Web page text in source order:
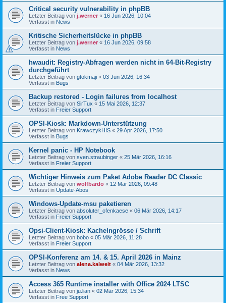
Critical security vulnerability in phpBB
Letzter Beitrag von j.werner « 16 Jun 2026, 10:04
Verfasst in News
Kritische Sicherheitslücke in phpBB
Letzter Beitrag von j.werner « 16 Jun 2026, 09:58
Verfasst in News
hwaudit: Registry-Abfragen werden nicht in 64-Bit-Registry
durchgeführt
Letzter Beitrag von gtokmaji « 03 Jun 2026, 16:34
Verfasst in Bugs
Backup restored - Login failures from localhost
Letzter Beitrag von SirTux « 15 Mai 2026, 12:37
Verfasst in Freier Support
OPSI-Kiosk: Markdown-Unterstützung
Letzter Beitrag von KrawczykHIS « 29 Apr 2026, 17:50
Verfasst in Bugs
Kernel panic - HP Notebook
Letzter Beitrag von sven.straubinger « 25 Mär 2026, 16:16
Verfasst in Freier Support
Wichtiger Hinweis zum Paket Adobe Reader DC Classic
Letzter Beitrag von wolfbardo « 12 Mär 2026, 09:48
Verfasst in Update-Abos
Windows-Update-msu paketieren
Letzter Beitrag von absoluter_ofenkaese « 06 Mär 2026, 14:17
Verfasst in Freier Support
Opsi-Client-Kiosk: Kachelngrösse / Schrift
Letzter Beitrag von bobo « 05 Mär 2026, 11:28
Verfasst in Freier Support
OPSI-Konferenz am 14. & 15. April 2026 in Mainz
Letzter Beitrag von alena.kalweit « 04 Mär 2026, 13:32
Verfasst in News
Access 365 Runtime installer with Office 2024 LTSC
Letzter Beitrag von ju.lian « 02 Mär 2026, 15:34
Verfasst in Free Support